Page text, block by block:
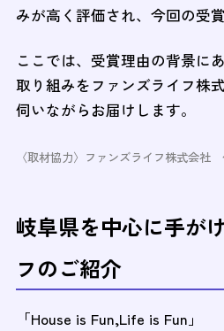
みが高く評価され、今回の受
ここでは、受賞理由の背景に
取り組みをファンズライフ株
伺いながらお届けします。
〈取材協力〉ファンズライフ株式会
岐阜県を中心に手が
フのご紹介
「House is Fun,Life is Fun」